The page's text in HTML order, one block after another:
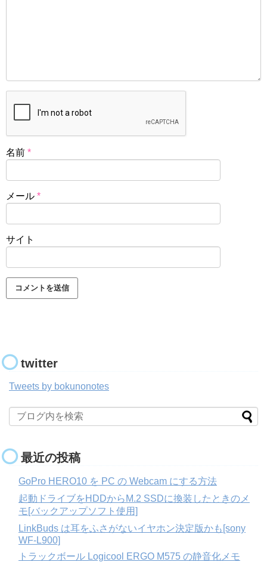
名前 *
メール *
サイト
twitter
Tweets by bokunonotes
最近の投稿
GoPro HERO10 を PC の Webcam にする方法
起動ドライブをHDDからM.2 SSDに換装したときのメ
モ[バックアップソフト使用]
LinkBuds は耳をふさがないイヤホン決定版かも[sony
WF-L900]
トラックボール Logicool ERGO M575 の静音化メモ